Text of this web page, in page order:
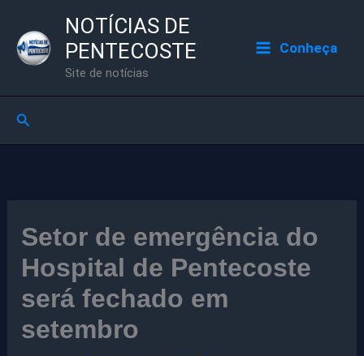
para
NOTÍCIAS DE
PENTECOSTE
Site de notícias
Conheça
Pesquisar
Setor de emergência do
Hospital de Pentecoste
será fechado em
setembro